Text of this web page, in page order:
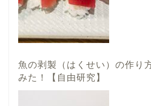
魚の剥製（はくせい）の作り
みた！【自由研究】